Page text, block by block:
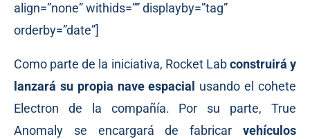
align=”none” withids=”” displayby=”tag”
orderby=”date”]
Como parte de la iniciativa, Rocket Labconstruirá y
lanzará su propia nave espacial
usando el cohete
Electron de la compañía. Por su parte, True
Anomaly se encargará de fabricar vehículos